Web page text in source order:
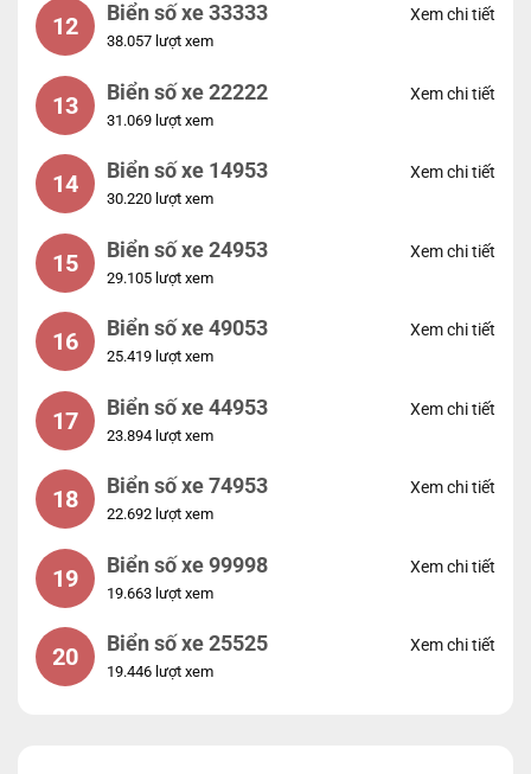
12 Biển số xe 33333
38.057 lượt xem
Xem chi tiết
13 Biển số xe 22222
31.069 lượt xem
Xem chi tiết
14 Biển số xe 14953
30.220 lượt xem
Xem chi tiết
15 Biển số xe 24953
29.105 lượt xem
Xem chi tiết
16 Biển số xe 49053
25.419 lượt xem
Xem chi tiết
17 Biển số xe 44953
23.894 lượt xem
Xem chi tiết
18 Biển số xe 74953
22.692 lượt xem
Xem chi tiết
19 Biển số xe 99998
19.663 lượt xem
Xem chi tiết
20 Biển số xe 25525
19.446 lượt xem
Xem chi tiết